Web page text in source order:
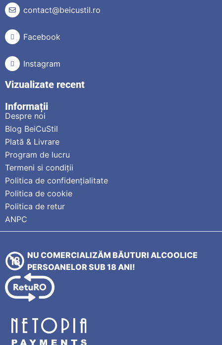
contact@beicustil.ro
Facebook
Instagram
Vizualizate recent
Informații
Despre noi
Blog BeiCuStil
Plată & Livrare
Program de lucru
Termeni si condiții
Politica de confidențialitate
Politica de cookie
Politica de retur
ANPC
NU COMERCIALIZĂM BĂUTURI ALCOOLICE
PERSOANELOR SUB 18 ANI!